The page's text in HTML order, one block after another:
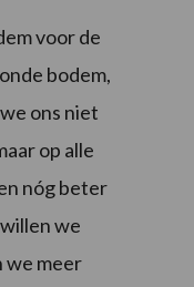
voor de
bodem,
ons niet
op alle
nóg beter
we
we meer